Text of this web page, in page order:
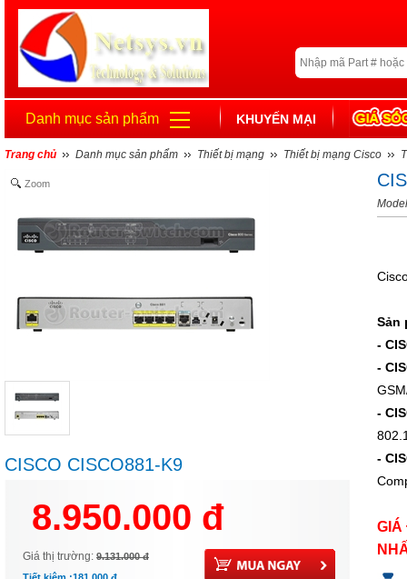
Danh mục sản phẩm KHUYẾN MẠI
Trang chủ Danh mục sản phẩm Thiết bị mạng Thiết bị mạng Cisco
Zoom
CISCO CISCO881-K9
8.950.000 đ
Giá thị trường: 9.131.000 đ
Sản
-
-
-
-
GIÁ